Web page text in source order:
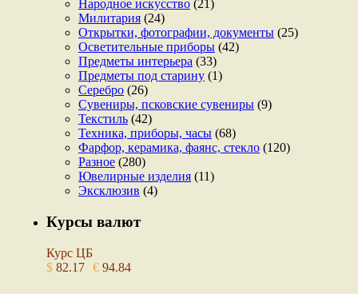
Народное искусство (21)
Милитария (24)
Открытки, фотографии, документы (25)
Осветительные приборы (42)
Предметы интерьера (33)
Предметы под старину (1)
Серебро (26)
Сувениры, псковские сувениры (9)
Текстиль (42)
Техника, приборы, часы (68)
Фарфор, керамика, фаянс, стекло (120)
Разное (280)
Ювелирные изделия (11)
Эксклюзив (4)
Курсы валют
Курс ЦБ
$ 82.17 € 94.84